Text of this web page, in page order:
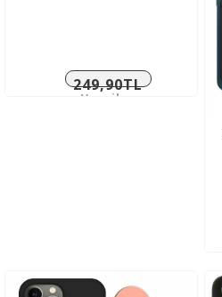
249,90TL
Vergiler